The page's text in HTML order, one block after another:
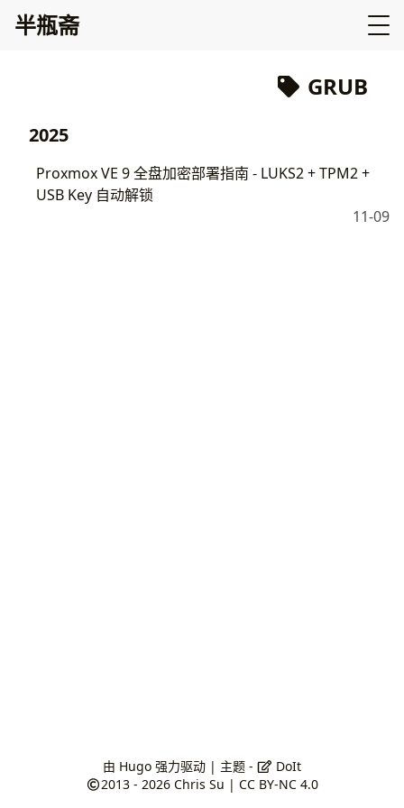
半瓶斋
GRUB
2025
Proxmox VE 9 全盘加密部署指南 - LUKS2 + TPM2 +
USB Key 自动解锁
11-09
由 Hugo强力驱动 | 主题 -
DoIt
2013 - 2026 Chris Su |CC BY-NC 4.0